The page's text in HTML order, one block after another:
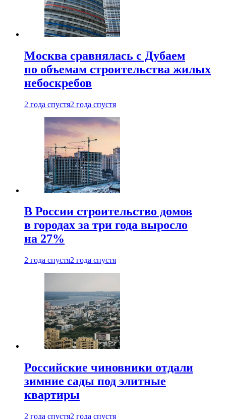
Москва сравнялась с Дубаем
по объемам строительства жилых
небоскребов
2 года спустя2 года спустя
В России строительство домов
в городах за три года выросло
на 27%
2 года спустя2 года спустя
Российские чиновники отдали
зимние сады под элитные
квартиры
2 года спустя2 года спустя